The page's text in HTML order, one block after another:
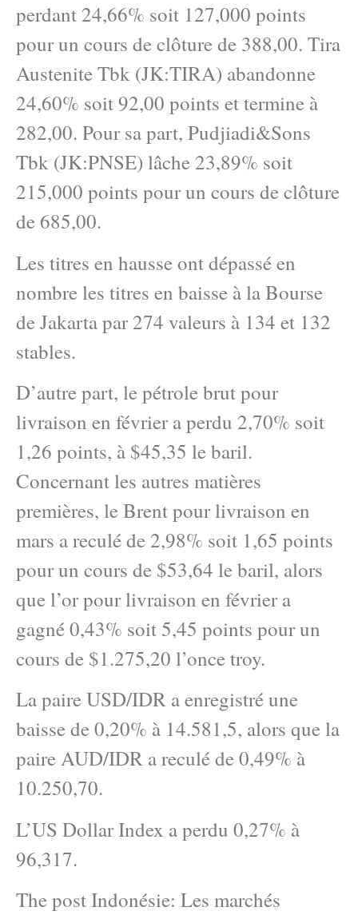
perdant 24,66% soit 127,000 points
pour un cours de clôture de 388,00. Tira
Austenite Tbk (JK:TIRA) abandonne
24,60% soit 92,00 points et termine à
282,00. Pour sa part, Pudjiadi&Sons
Tbk (JK:PNSE) lâche 23,89% soit
215,000 points pour un cours de clôture
de 685,00.
Les titres en hausse ont dépassé en
nombre les titres en baisse à la Bourse
de Jakarta par 274 valeurs à 134 et 132
stables.
D’autre part, le pétrole brut pour
livraison en février a perdu 2,70% soit
1,26 points, à $45,35 le baril.
Concernant les autres matières
premières, le Brent pour livraison en
mars a reculé de 2,98% soit 1,65 points
pour un cours de $53,64 le baril, alors
que l’or pour livraison en février a
gagné 0,43% soit 5,45 points pour un
cours de $1.275,20 l’once troy.
La paire USD/IDR a enregistré une
baisse de 0,20% à 14.581,5, alors que la
paire AUD/IDR a reculé de 0,49% à
10.250,70.
L’US Dollar Index a perdu 0,27% à
96,317.
The post Indonésie: Les marchés